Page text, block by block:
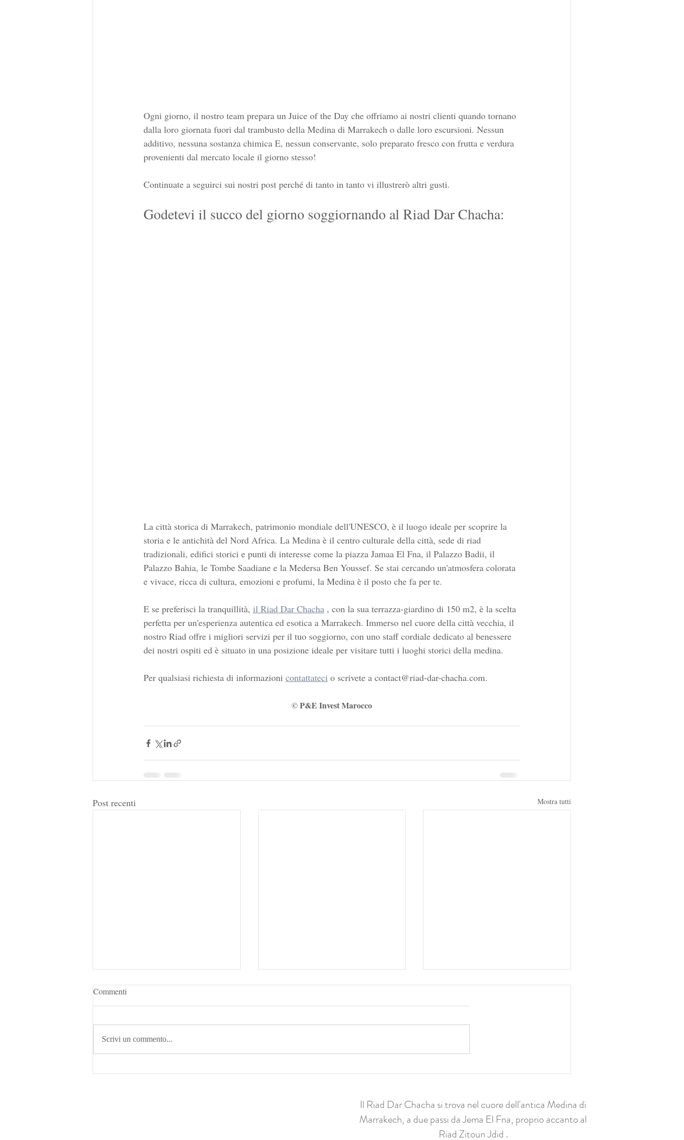
Ogni giorno, il nostro team prepara un Juice of the Day che offriamo ai nostri clienti quando tornano
dalla loro giornata fuori dal trambusto della Medina di Marrakech o dalle loro escursioni. Nessun
additivo, nessuna sostanza chimica E, nessun conservante, solo preparato fresco con frutta e verdura
provenienti dal mercato locale il giorno stesso!
Continuate a seguirci sui nostri post perché di tanto in tanto vi illustrerò altri gusti.
Godetevi il succo del giorno soggiornando al Riad Dar Chacha:
La città storica di Marrakech, patrimonio mondiale dell'UNESCO, è il luogo ideale per scoprire la
storia e le antichità del Nord Africa. La Medina è il centro culturale della città, sede di riad
tradizionali, edifici storici e punti di interesse come la piazza Jamaa El Fna, il Palazzo Badii, il
Palazzo Bahia, le Tombe Saadiane e la Medersa Ben Youssef. Se stai cercando un'atmosfera colorata
e vivace, ricca di cultura, emozioni e profumi, la Medina è il posto che fa per te.
E se preferisci la tranquillità, il Riad Dar Chacha , con la sua terrazza-giardino di 150 m2, è la scelta
perfetta per un'esperienza autentica ed esotica a Marrakech. Immerso nel cuore della città vecchia, il
nostro Riad offre i migliori servizi per il tuo soggiorno, con uno staff cordiale dedicato al benessere
dei nostri ospiti ed è situato in una posizione ideale per visitare tutti i luoghi storici della medina.
Per qualsiasi richiesta di informazioni contattateci o scrivete a contact@riad-dar-chacha.com.
© P&E Invest Marocco
Post recenti Mostra tutti
Commenti
Scrivi un commento...
Il Riad Dar Chacha si trova nel cuore dell'antica Medina di
Marrakech, a due passi da Jema El Fna, proprio accanto al
Riad Zitoun Jdid .